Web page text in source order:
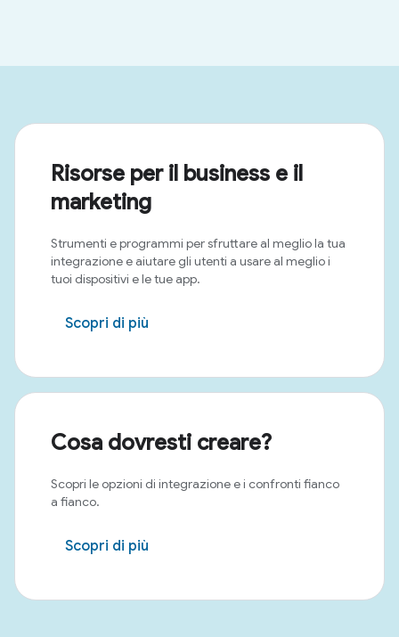
Risorse per il business e il
marketing
Strumenti e programmi per sfruttare al meglio la tua
integrazione e aiutare gli utenti a usare al meglio i
tuoi dispositivi e le tue app.
Scopri di più
Cosa dovresti creare?
Scopri le opzioni di integrazione e i confronti fianco
a fianco.
Scopri di più